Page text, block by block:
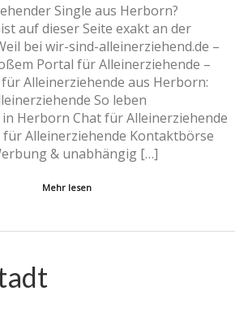
Single aus Herborn?
auf dieser Seite exakt an der
bei wir-sind-alleinerziehend.de –
Portal für Alleinerziehende –
für Alleinerziehende aus Herborn:
So leben
Herborn Chat für Alleinerziehende
für Alleinerziehende Kontaktbörse
& unabhängig […]
Mehr lesen